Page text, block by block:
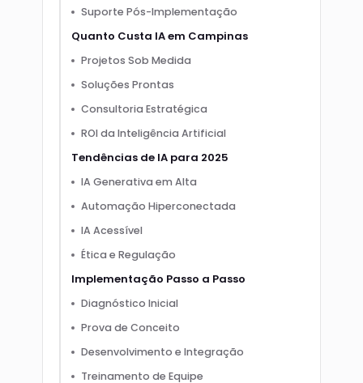
Suporte Pós-Implementação
Quanto Custa IA em Campinas
Projetos Sob Medida
Soluções Prontas
Consultoria Estratégica
ROI da Inteligência Artificial
Tendências de IA para 2025
IA Generativa em Alta
Automação Hiperconectada
IA Acessível
Ética e Regulação
Implementação Passo a Passo
Diagnóstico Inicial
Prova de Conceito
Desenvolvimento e Integração
Treinamento de Equipe